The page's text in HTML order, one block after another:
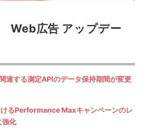
広告 アップデー
連する測定APIのデータ保持期間が変更
るPerformance Maxキャンペーンのレ
強化